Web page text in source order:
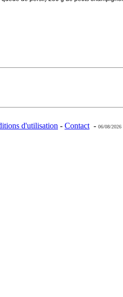
d'utilisation - Contact - 06/08/2026